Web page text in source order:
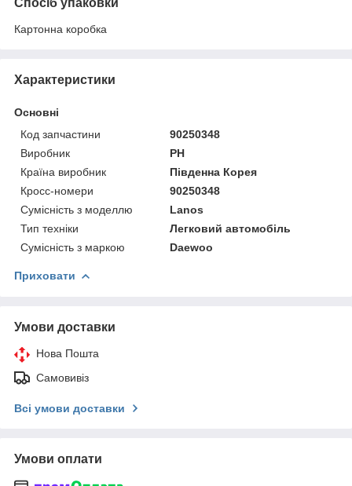
Картонна коробка
Характеристики
Основні
Код запчастини
90250348
Виробник
PH
Країна виробник
Південна Корея
Кросс-номери
90250348
Сумісність з моделлю
Lanos
Тип техніки
Легковий автомобіль
Сумісність з маркою
Daewoo
Приховати
Умови доставки
Нова Пошта
Самовивіз
Всі умови доставки
Умови оплати